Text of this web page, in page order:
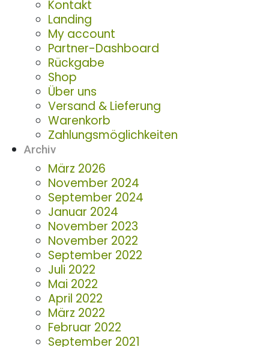
Kontakt
Landing
My account
Partner-Dashboard
Rückgabe
Shop
Über uns
Versand & Lieferung
Warenkorb
Zahlungsmöglichkeiten
Archiv
März 2026
November 2024
September 2024
Januar 2024
November 2023
November 2022
September 2022
Juli 2022
Mai 2022
April 2022
März 2022
Februar 2022
September 2021